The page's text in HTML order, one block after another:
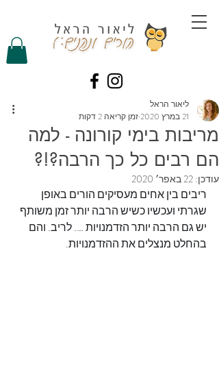
מריבות בימי קורונה - למה
הם רבים כל כך הרבה?!?
ליאור הראל
21 במרץ 2020
זמן קריאה 2 דקות
עודכן: 22 באפר׳ 2020
ריבים בין אחים מעסיקים הורים באופן
שגרתי ועכשיו כשיש הרבה יותר זמן משותף
יש גם הרבה יותר הזדמנויות …. לריב. והם
בהחלט מנצלים את ההזדמנויות.